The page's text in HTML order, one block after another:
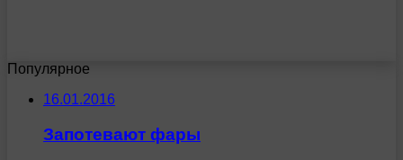
Популярное
16.01.2016
Запотевают фары